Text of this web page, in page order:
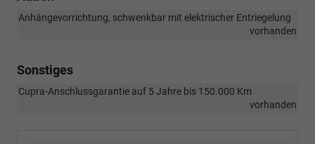
Anhängevorrichtung, schwenkbar mit elektrischer Entriegelung
vorhanden
Sonstiges
Cupra-Anschlussgarantie auf 5 Jahre bis 150.000 Km
vorhanden